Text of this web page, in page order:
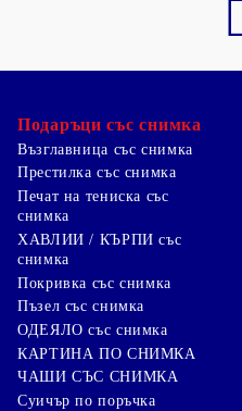
Подаръци със снимка
Възглавница със снимка
Престилка със снимка
Печат на тениска със
снимка
ХАВЛИИ / КЪРПИ със
снимка
Покривка със снимка
Пъзел със снимка
ОДЕЯЛО със снимка
КАРТИНА ПО СНИМКА
ЧАШИ СЪС СНИМКА
Суичър по поръчка